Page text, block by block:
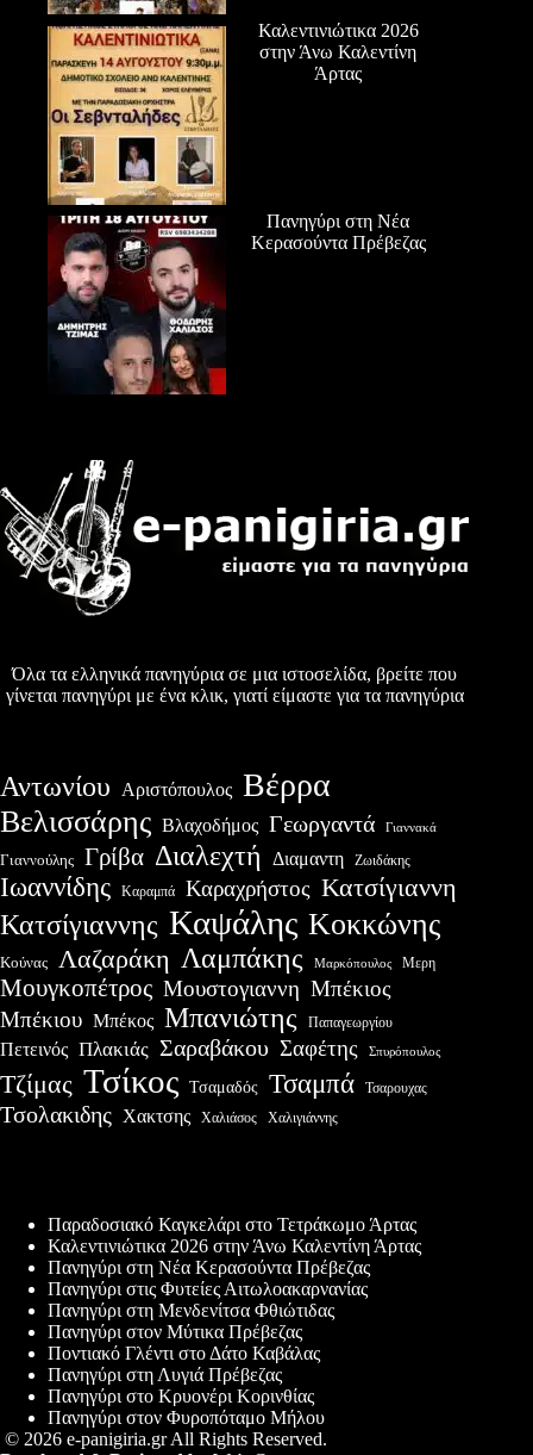
Καλεντινιώτικα 2026
στην Άνω Καλεντίνη
Άρτας
Πανηγύρι στη Νέα
Κερασούντα Πρέβεζας
Όλα τα ελληνικά πανηγύρια σε μια ιστοσελίδα, βρείτε που
γίνεται πανηγύρι με ένα κλικ, γιατί είμαστε για τα πανηγύρια
Αντωνίου Αριστόπουλος Βέρρα
Βελισσάρης Βλαχοδήμος Γεωργαντά Γιαννακά
Γιαννούλης Γρίβα Διαλεχτή Διαμαντη Ζωιδάκης
Ιωαννίδης Καραμπά Καραχρήστος Κατσίγιαννη
Κατσίγιαννης Καψάλης Κοκκώνης
Κούνας Λαζαράκη Λαμπάκης Μαρκόπουλος Μερη
Μουγκοπέτρος Μουστογιαννη Μπέκιος
Μπέκιου Μπέκος Μπανιώτης Παπαγεωργίου
Πετεινός Πλακιάς Σαραβάκου Σαφέτης Σπυρόπουλος
Τζίμας Τσίκος Τσαμαδός Τσαμπά Τσαρουχας
Τσολακιδης Χακτσης Χαλιάσος Χαλιγιάννης
Παραδοσιακό Καγκελάρι στο Τετράκωμο Άρτας
Καλεντινιώτικα 2026 στην Άνω Καλεντίνη Άρτας
Πανηγύρι στη Νέα Κερασούντα Πρέβεζας
Πανηγύρι στις Φυτείες Αιτωλοακαρνανίας
Πανηγύρι στη Μενδενίτσα Φθιώτιδας
Πανηγύρι στον Μύτικα Πρέβεζας
Ποντιακό Γλέντι στο Δάτο Καβάλας
Πανηγύρι στη Λυγιά Πρέβεζας
Πανηγύρι στο Κρυονέρι Κορινθίας
Πανηγύρι στον Φυροπόταμο Μήλου
© 2026 e-panigiria.gr All Rights Reserved.